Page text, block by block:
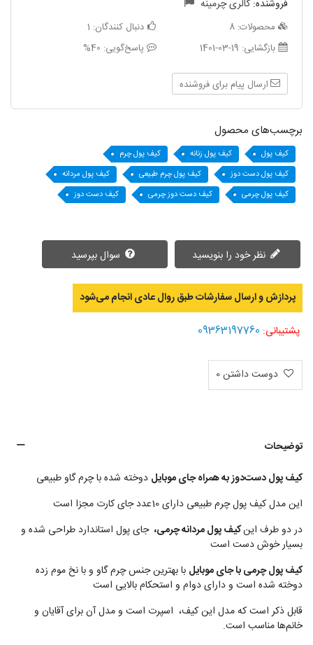
فروشنده:گالری چرمینه
8
1
1401-03-19
40%
ارسال پیام برای فروشنده
برچسب‌های محصول
کیف پول کیف پول زنانه
کیف پول چرم
کیف پول دست دوز
کیف پول چرم طبیعی
کیف پول مردانه
کیف پول چرمی
کیف دست دوز چرمی کیف دست دوز
نظر خود را بنویسید
پردازش و ارسال سفارشات طبق روال عادی انجام می‌‌شود
پشتیبانی: 09363197760
دوست داشتن0
توضیحات
کیف پول دست‌دوز به همراه جای موبایل دوخته شده با چرم گاو طبیعی
این مدل کیف پول چرم طبیعی دارای 10عدد جای کارت مجزا است
در دو طرف اینکیف پول مردانه چرمی، جای پول استاندارد طراحی شده و
بسیار خوش دست است
کیف پول چرمی با جای موبایل با بهترین جنس چرم گاو و با نخ موم زده
دوخته شده است و دارای دوام و استحکام بالایی است
قابل ذکر است که مدل این کیف، اسپرت است و مدل آن برای آقایان و
خانم‌ها مناسب است.